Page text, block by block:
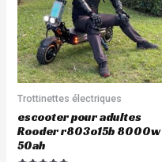
Trottinettes électriques
escooter pour adultes
Rooder r803o15b 8000w
50ah